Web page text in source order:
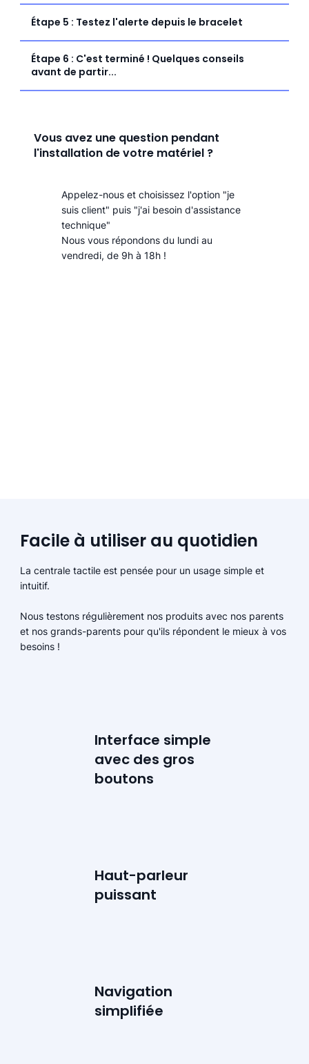
Vous avez une question pendant
l'installation de votre matériel ?
Appelez-nous et choisissez l'option "je
suis client" puis "j'ai besoin d'assistance
technique"
Nous vous répondons du lundi au
vendredi, de 9h à 18h !
Étape 5 : Testez l'alerte depuis le bracelet
Étape 6 : C'est terminé ! Quelques conseils
avant de partir...
Facile à utiliser au quotidien
La centrale tactile est pensée pour un usage simple et
intuitif.
Nous testons régulièrement nos produits avec nos parents
et nos grands-parents pour qu'ils répondent le mieux à vos
besoins !
Interface simple
avec des gros
boutons
Haut-parleur
puissant
Navigation
simplifiée